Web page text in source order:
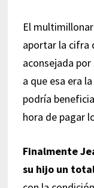
El
aportar la cifra
aconsejada
a que esa era
podría
hora de pagar
Finalmente
su hijo un